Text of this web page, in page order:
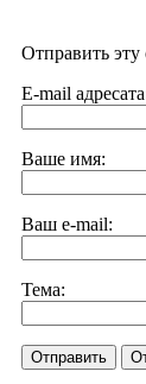
Отправить
E-mail
Ваше имя:
Ваш e-mail:
Тема:
Отправить